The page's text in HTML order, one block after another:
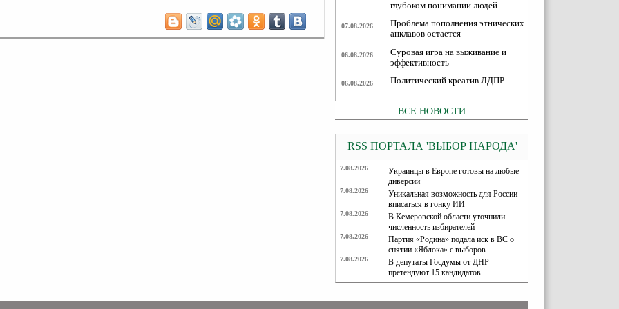
глубоком понимании людей
07.08.2026
Проблема пополнения этнических
анклавов остается
06.08.2026
Суровая игра на выживание и
эффективность
06.08.2026 Политический креатив ЛДПР
ВСЕ НОВОСТИ
RSS ПОРТАЛА 'ВЫБОР НАРОДА'
7.08.2026
Украинцы в Европе готовы на любые
диверсии
7.08.2026
Уникальная возможность для России
вписаться в гонку ИИ
7.08.2026
В Кемеровской области уточнили
численность избирателей
7.08.2026
Партия «Родина» подала иск в ВС о
снятии «Яблока» с выборов
7.08.2026
В депутаты Госдумы от ДНР
претендуют 15 кандидатов